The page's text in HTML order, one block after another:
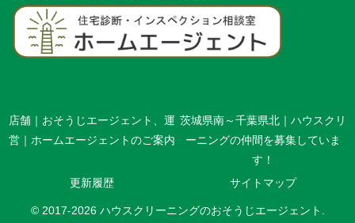
店舗｜おそうじエージェント、運
営｜ホームエージェントのご案内
茨城県南～千葉県北｜ハウスクリ
ーニングの仲間を募集していま
す！
更新履歴
サイトマップ
© 2017-2026 ハウスクリーニングのおそうじエージェント.